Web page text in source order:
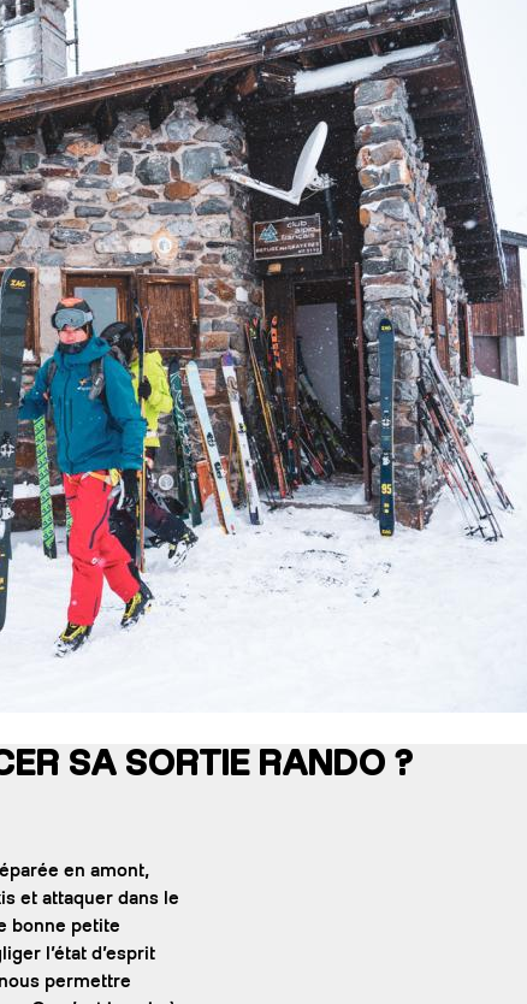
SA SORTIE RANDO ?
en amont,
et attaquer dans le
bonne petite
l’état d’esprit
permettre